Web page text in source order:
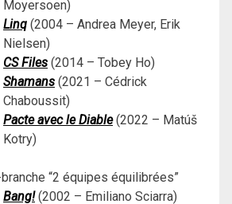
Moyersoen)
Linq (2004 – Andrea Meyer, Erik
Nielsen)
CS Files (2014 – Tobey Ho)
Shamans (2021 – Cédrick
Chaboussit)
Pacte avec le Diable(2022 – Matúš
Kotry)
“2 équipes équilibrées”
Bang!(2002 – Emiliano Sciarra)